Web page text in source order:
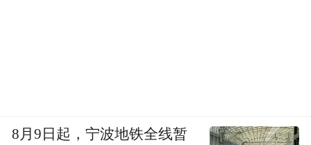
8月9日起，宁波地铁全线暂